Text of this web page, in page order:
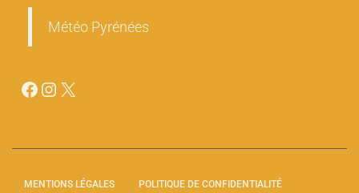
Météo Pyrénées
MENTIONS LÉGALES POLITIQUE DE CONFIDENTIALITÉ